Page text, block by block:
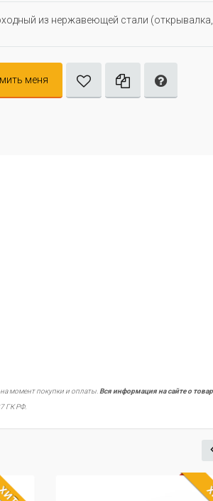
из нержавеющей стали (открывалка,
меня
на момент покупки и оплаты.Вся информация на сайте о
ГК РФ.